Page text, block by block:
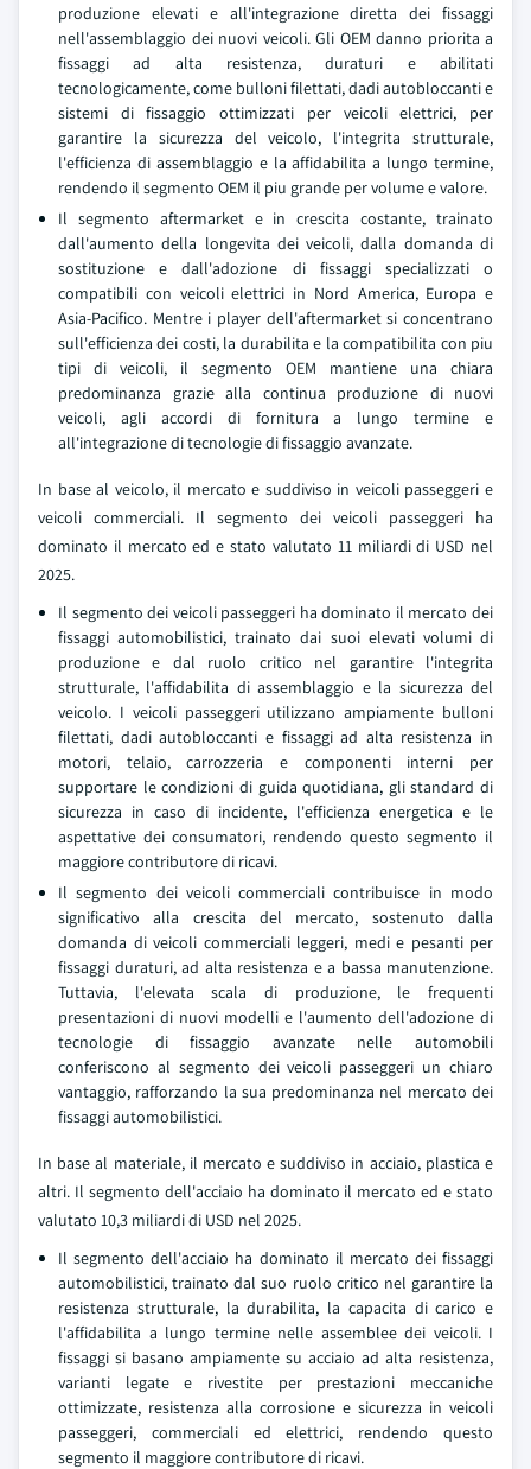
produzione elevati e all'integrazione diretta dei fissaggi
nell'assemblaggio dei nuovi veicoli. Gli OEM danno priorita a
fissaggi ad alta resistenza, duraturi e abilitati
tecnologicamente, come bulloni filettati, dadi autobloccanti e
sistemi di fissaggio ottimizzati per veicoli elettrici, per
garantire la sicurezza del veicolo, l'integrita strutturale,
l'efficienza di assemblaggio e la affidabilita a lungo termine,
rendendo il segmento OEM il piu grande per volume e valore.
Il segmento aftermarket e in crescita costante, trainato
dall'aumento della longevita dei veicoli, dalla domanda di
sostituzione e dall'adozione di fissaggi specializzati o
compatibili con veicoli elettrici in Nord America, Europa e
Asia-Pacifico. Mentre i player dell'aftermarket si concentrano
sull'efficienza dei costi, la durabilita e la compatibilita con piu
tipi di veicoli, il segmento OEM mantiene una chiara
predominanza grazie alla continua produzione di nuovi
veicoli, agli accordi di fornitura a lungo termine e
all'integrazione di tecnologie di fissaggio avanzate.
In base al veicolo, il mercato e suddiviso in veicoli passeggeri e
veicoli commerciali. Il segmento dei veicoli passeggeri ha
dominato il mercato ed e stato valutato 11 miliardi di USD nel
2025.
Il segmento dei veicoli passeggeri ha dominato il mercato dei
fissaggi automobilistici, trainato dai suoi elevati volumi di
produzione e dal ruolo critico nel garantire l'integrita
strutturale, l'affidabilita di assemblaggio e la sicurezza del
veicolo. I veicoli passeggeri utilizzano ampiamente bulloni
filettati, dadi autobloccanti e fissaggi ad alta resistenza in
motori, telaio, carrozzeria e componenti interni per
supportare le condizioni di guida quotidiana, gli standard di
sicurezza in caso di incidente, l'efficienza energetica e le
aspettative dei consumatori, rendendo questo segmento il
maggiore contributore di ricavi.
Il segmento dei veicoli commerciali contribuisce in modo
significativo alla crescita del mercato, sostenuto dalla
domanda di veicoli commerciali leggeri, medi e pesanti per
fissaggi duraturi, ad alta resistenza e a bassa manutenzione.
Tuttavia, l'elevata scala di produzione, le frequenti
presentazioni di nuovi modelli e l'aumento dell'adozione di
tecnologie di fissaggio avanzate nelle automobili
conferiscono al segmento dei veicoli passeggeri un chiaro
vantaggio, rafforzando la sua predominanza nel mercato dei
fissaggi automobilistici.
In base al materiale, il mercato e suddiviso in acciaio, plastica e
altri. Il segmento dell'acciaio ha dominato il mercato ed e stato
valutato 10,3 miliardi di USD nel 2025.
Il segmento dell'acciaio ha dominato il mercato dei fissaggi
automobilistici, trainato dal suo ruolo critico nel garantire la
resistenza strutturale, la durabilita, la capacita di carico e
l'affidabilita a lungo termine nelle assemblee dei veicoli. I
fissaggi si basano ampiamente su acciaio ad alta resistenza,
varianti legate e rivestite per prestazioni meccaniche
ottimizzate, resistenza alla corrosione e sicurezza in veicoli
passeggeri, commerciali ed elettrici, rendendo questo
segmento il maggiore contributore di ricavi.